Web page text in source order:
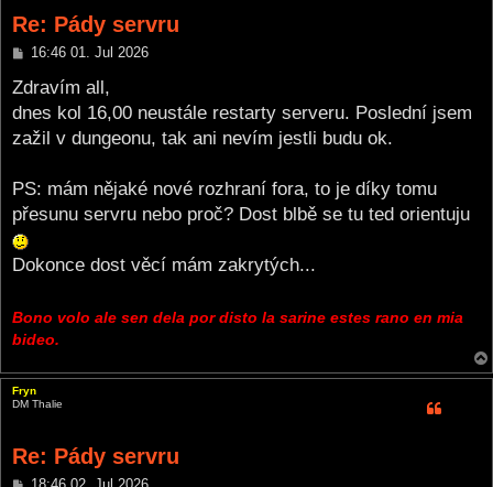
Re: Pády servru
P
s
16:46 01. Jul 2026
Zdravím all,
dnes kol 16,00 neustále restarty serveru. Poslední jsem
zažil v dungeonu, tak ani nevím jestli budu ok.
PS: mám nějaké nové rozhraní fora, to je díky tomu
přesunu servru nebo proč? Dost blbě se tu ted orientuju
Dokonce dost věcí mám zakrytých...
Bono volo ale sen dela por disto la sarine estes rano en mia
bideo.
Fryn
DM Thalie
Re: Pády servru
P